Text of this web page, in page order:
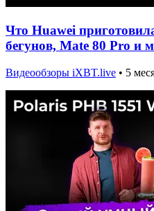
Что Huawei
бегунов, Mate 80 Pro
Видеообзоры iXBT.live • 5